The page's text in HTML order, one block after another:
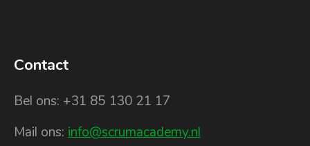
Contact
Bel ons: +31 85 130 21 17
Mail ons: info@scrumacademy.nl